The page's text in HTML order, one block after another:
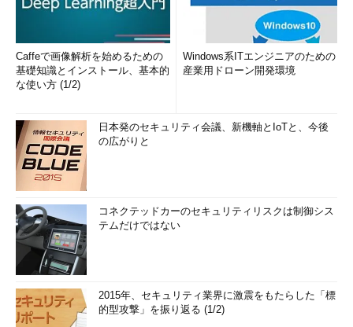
Caffeで画像解析を始めるための
基礎知識とインストール、基本的
な使い方 (1/2)
Windows系ITエンジニアのための
産業用ドローン開発環境
日本発のセキュリティ会議、新機軸とIoTと、今後
の広がりと
コネクテッドカーのセキュリティリスクは制御シス
テムだけではない
2015年、セキュリティ業界に激震をもたらした「標
的型攻撃」を振り返る (1/2)